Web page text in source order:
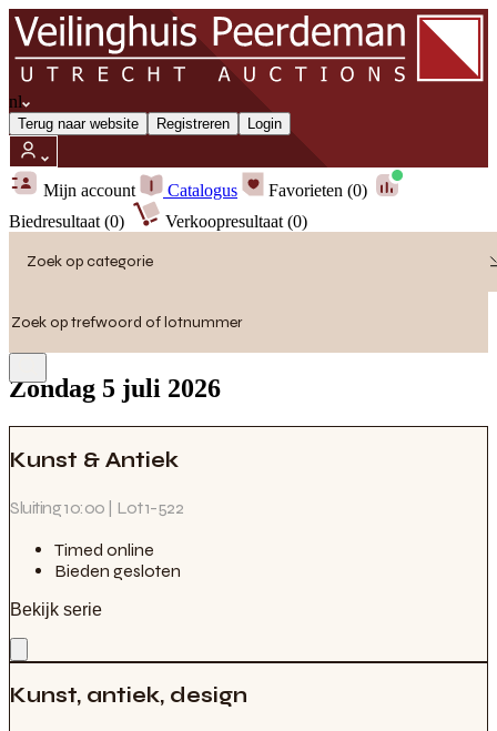
Veilingen & taxaties
nl
Terug naar website Registreren Login
Mijn account Catalogus
Favorieten (0)
Biedresultaat (0)
Verkoopresultaat (0)
Zoek op categorie
Zondag 5 juli 2026
Kunst & Antiek
Sluiting 10:00 | Lot 1-522
Timed online
Bieden gesloten
Bekijk serie
Kunst, antiek, design